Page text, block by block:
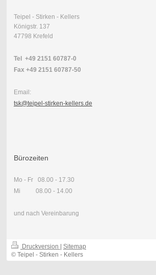
Teipel - Stirken - Kellers
Königstr. 137
47798 Krefeld
Tel +49 2151 60787-0
Fax +49 2151 60787-50
Email:
tsk@teipel-stirken-kellers.de
Bürozeiten
Mo - Fr 08.00 - 17.30
Mi 08.00 - 14.00
und nach Vereinbarung
Druckversion | Sitemap
© Teipel - Stirken - Kellers